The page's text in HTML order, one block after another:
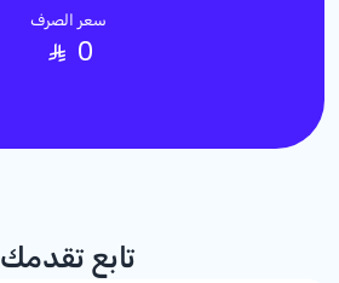
سعر الصرف
0
تابع تقدمك